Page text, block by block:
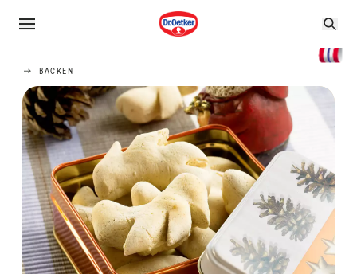
BACKEN